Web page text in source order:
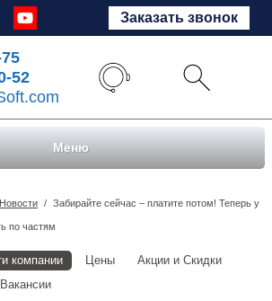
Заказать звонок
52
Меню
Новости / Забирайте сейчас – платите потом! Теперь у
по частям
компании Цены
Акции и Скидки
Вакансии